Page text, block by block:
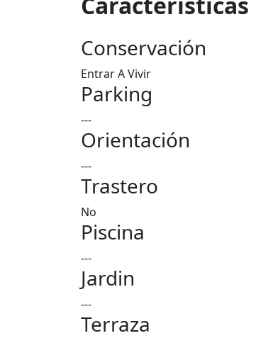
Conservación
Entrar A Vivir
Parking
---
Orientación
---
Trastero
No
Piscina
---
Jardin
---
Terraza